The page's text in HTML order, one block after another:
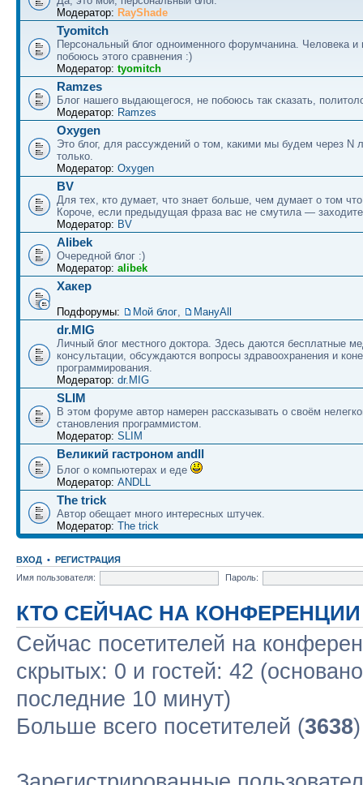
Модератор: RayShade
Tyomitch
Персональный блог одноименного форумчанина. Человека и
побоюсь этого сравнения :)
Модератор: tyomitch
Ramzes
Блог нашего выдающегося, не побоюсь так сказать,
Модератор: Ramzes
Oxygen
Это блог, для рассуждений о том, какими мы будем через N
только.
Модератор: Oxygen
BV
Для тех, кто думает, что знает больше, чем думает о том что
Короче, если предыдущая фраза вас не смутила —
Модератор: BV
Alibek
Очередной блог :)
Модератор: alibek
Хакер
Подфорумы: Мой блог, МануAll
dr.MIG
Личный блог местного доктора. Здесь даются бесплатные
консультации, обсуждаются вопросы здравоохранения и
программирования.
Модератор: dr.MIG
SLIM
В этом форуме автор намерен рассказывать о своём
становления программистом.
Модератор: SLIM
Великий гастроном andll
Блог о компьютерах и еде
Модератор: ANDLL
The trick
Автор обещает много интересных штучек.
Модератор: The trick
ВХОД • РЕГИСТРАЦИЯ
Имя пользователя:
Пароль:
КТО СЕЙЧАС НА КОНФЕРЕНЦИИ
Сейчас посетителей на
скрытых: 0 и гостей: 42
последние 10 минут)
Больше всего посетителей (3638